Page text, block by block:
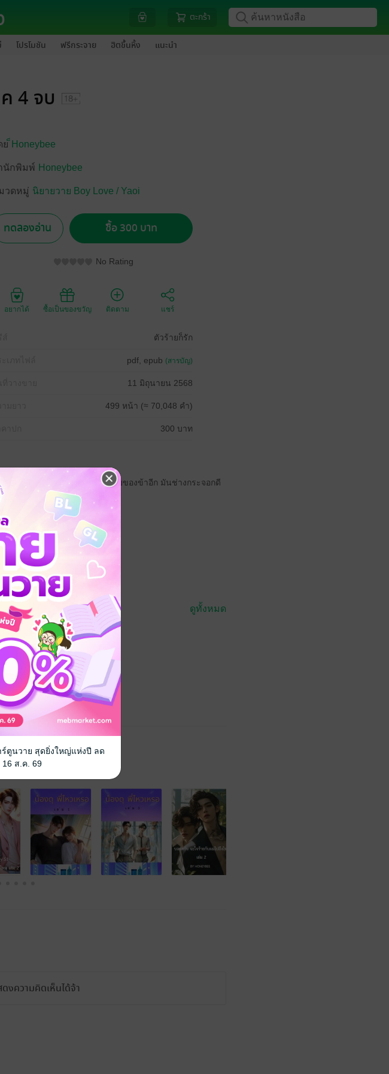
ตะกร้า
โปรโมชัน ฟรีกระจาย ฮิตขึ้นหิ้ง แนะนำ
4 จบ
ย ็Honeybee
นักพิมพ์ Honeybee
วดหมู่ นิยายวาย Boy Love / Yaoi
ทดลองอ่าน ซื้อ 300 บาท
No Rating
อยากได้ ซื้อเป็นของขวัญ ติดตาม แชร์
ตัวร้ายก็รัก
pdf, epub (สารบัญ)
11 มิถุนายน 2568
499 หน้า (≈ 70,048 คำ)
300 บาท
มาตายด้วยน้ำมือของลูกตัวน้อยของข้าอีก มันช่างกระจอกดี
ดูทั้งหมด
งความคิดเห็นได้จ้า
ร์ตูนวาย สุดยิ่งใหญ่แห่งปี ลด
ส.ค. 69